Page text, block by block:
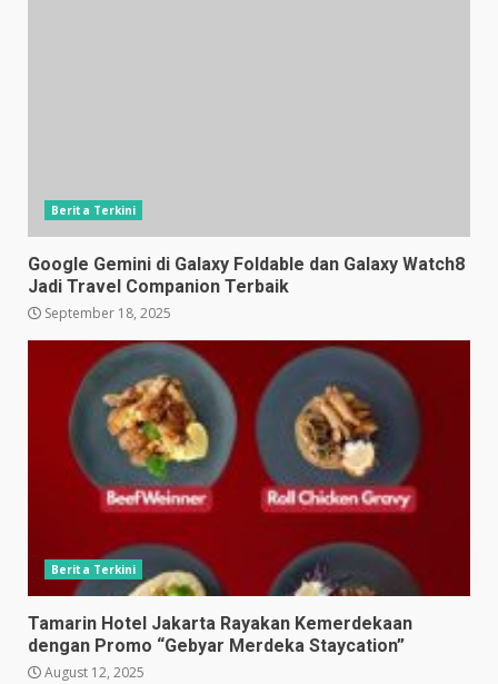
Berita Terkini
Google Gemini di Galaxy Foldable dan Galaxy Watch8
Jadi Travel Companion Terbaik
September 18, 2025
Berita Terkini
Tamarin Hotel Jakarta Rayakan Kemerdekaan
dengan Promo “Gebyar Merdeka Staycation”
August 12, 2025